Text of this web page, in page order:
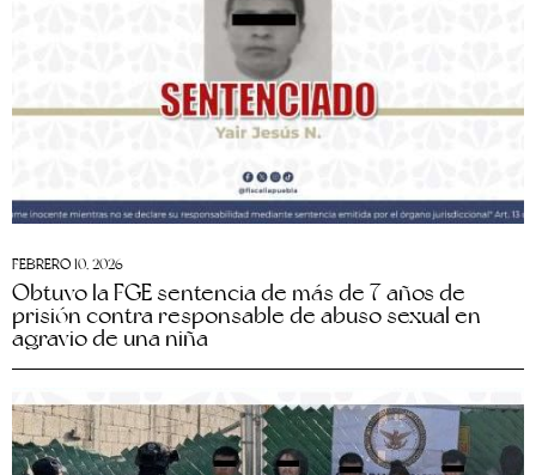
FEBRERO 10, 2026
Obtuvo la FGE sentencia de más de 7 años de
prisión contra responsable de abuso sexual en
agravio de una niña